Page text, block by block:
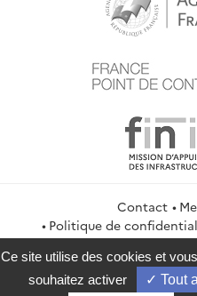
Contact
Politique de
Gestion des
service-public.gouv.fr
Ce site utilise des cookies et
souhaitez activer
Tout